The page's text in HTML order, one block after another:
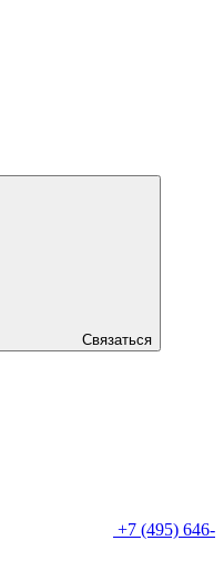
Связаться
+7 (495) 646-